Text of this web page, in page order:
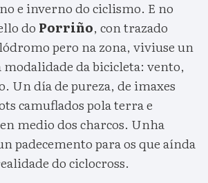
e inverno do ciclismo. E no
do Porriño, con trazado
pero na zona, viviuse un
modalidade da bicicleta: vento,
Un día de pureza, de imaxes
camuflados pola terra e
medio dos charcos. Unha
padecemento para os que aínda
do ciclocross.